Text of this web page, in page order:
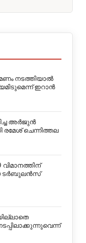
നടത്തിയാൽ
ഇറാൻ
അര്‍ജുന്‍
രമേശ് ചെന്നിത്തല
ടർബുലൻസ്